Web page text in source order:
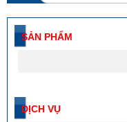
SẢN PHẨM
DỊCH VỤ